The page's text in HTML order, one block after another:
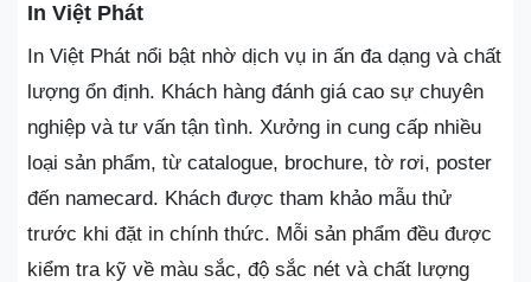
In Việt Phát
In Việt Phát nổi bật nhờ dịch vụ in ấn đa dạng và chất
lượng ổn định. Khách hàng đánh giá cao sự chuyên
nghiệp và tư vấn tận tình. Xưởng in cung cấp nhiều
loại sản phẩm, từ catalogue, brochure, tờ rơi, poster
đến namecard. Khách được tham khảo mẫu thử
trước khi đặt in chính thức. Mỗi sản phẩm đều được
kiểm tra kỹ về màu sắc, độ sắc nét và chất lượng